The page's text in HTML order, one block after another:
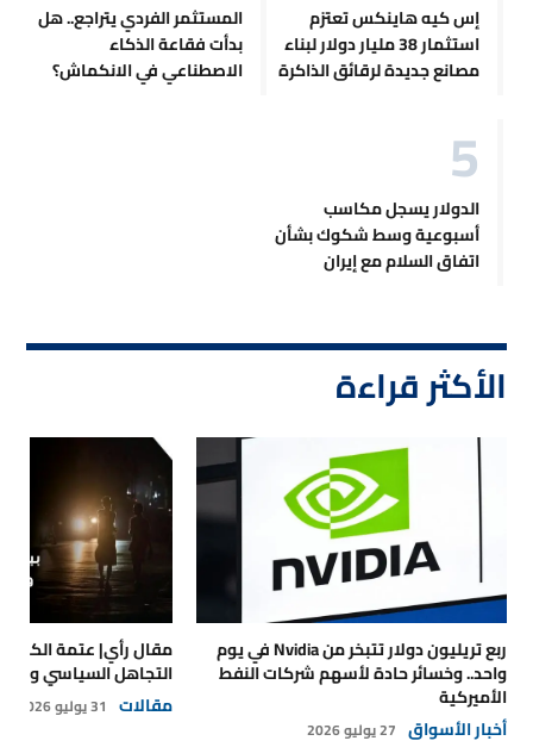
إس كيه هاينكس تعتزم
استثمار 38 مليار دولار لبناء
مصانع جديدة لرقائق الذاكرة
المستثمر الفردي يتراجع.. هل
بدأت فقاعة الذكاء
الاصطناعي في الانكماش؟
الدولار يسجل مكاسب
أسبوعية وسط شكوك بشأن
اتفاق السلام مع إيران
الأكثر قراءة
ربع تريليون دولار تتبخر من Nvidia في يوم
واحد.. وخسائر حادة لأسهم شركات النفط
الأميركية
أخبار الأسواق 27 يوليو 2026
مقال رأي| عتمة
التجاهل السياسي
مقالات 31 يوليو 2026